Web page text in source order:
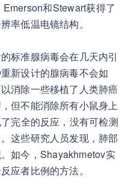
和Stewart获得了
率低温电镜结构。
标准腺病毒会在几天内引
新设计的腺病毒不会如
消除一些移植了人类肺癌
但不能消除所有小鼠身上
完全的反应，没有可检测
这些研究人员发现，肺部
如今，Shayakhmetov实
应者比例的方法。